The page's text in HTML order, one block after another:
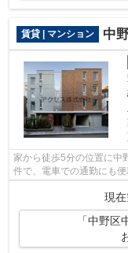
賃貸 | マンション 中
家から徒歩5分の位置に中
件で、電車での通勤にも
現在
「中野